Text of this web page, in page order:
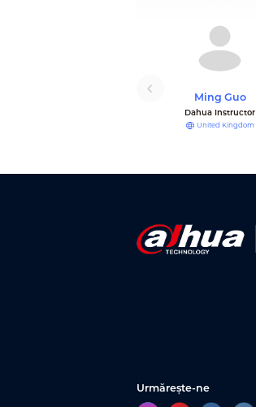
Ming Guo
Dahua Instructor
United Kingdom
Urmărește-ne